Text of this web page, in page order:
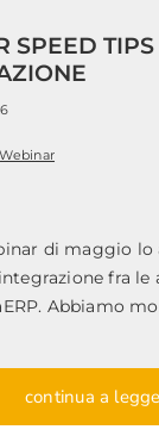
SPEED
Webinar
di maggio lo
fra le
Abbiamo
continua a